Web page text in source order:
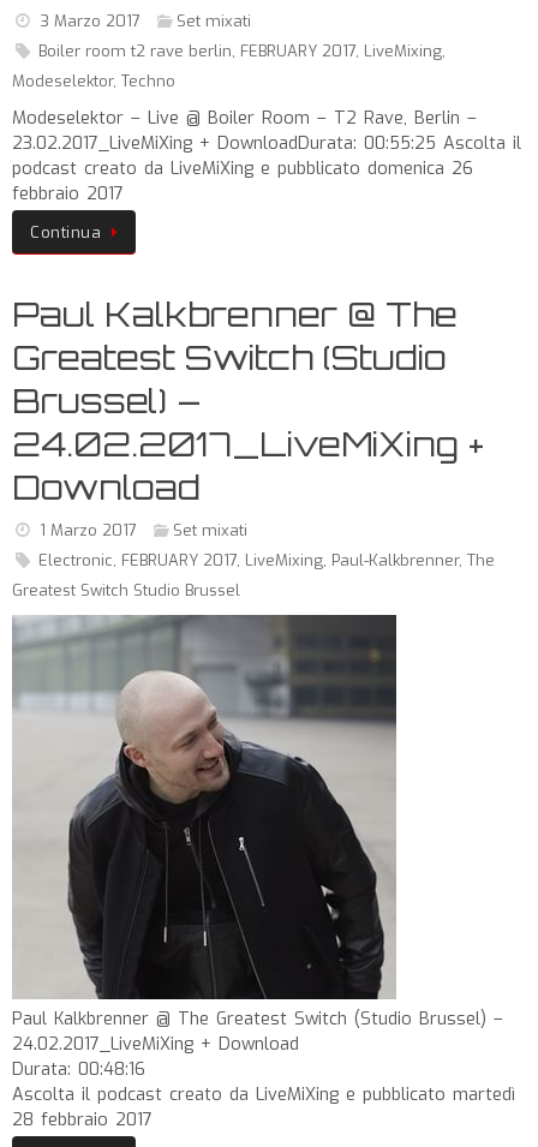
3 Marzo 2017
Set mixati
Boiler room t2 rave berlin, FEBRUARY 2017, LiveMixing,
Modeselektor, Techno
Modeselektor – Live @ Boiler Room – T2 Rave, Berlin –
23.02.2017_LiveMiXing + DownloadDurata: 00:55:25 Ascolta il
podcast creato da LiveMiXing e pubblicato domenica 26
febbraio 2017
Continua
Paul Kalkbrenner @ The
Greatest Switch (Studio
Brussel) –
24.02.2017_LiveMiXing +
Download
1 Marzo 2017
Set mixati
Electronic, FEBRUARY 2017, LiveMixing, Paul-Kalkbrenner, The
Greatest Switch Studio Brussel
Paul Kalkbrenner @ The Greatest Switch (Studio Brussel) –
24.02.2017_LiveMiXing + Download
Durata: 00:48:16
Ascolta il podcast creato da LiveMiXing e pubblicato martedì
28 febbraio 2017